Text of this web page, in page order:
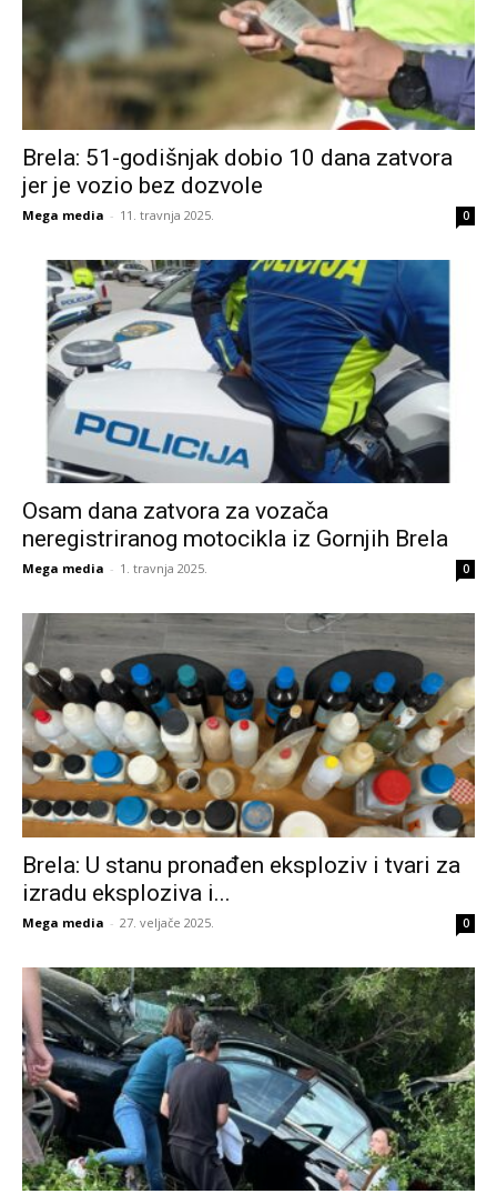
Brela: 51-godišnjak dobio 10 dana zatvora
jer je vozio bez dozvole
Mega media - 11. travnja 2025. 0
Osam dana zatvora za vozača
neregistriranog motocikla iz Gornjih Brela
Mega media - 1. travnja 2025. 0
Brela: U stanu pronađen eksploziv i tvari za
izradu eksploziva i...
Mega media - 27. veljače 2025. 0